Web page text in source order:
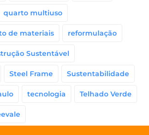
quarto multiuso
de materiais reformulação
Sustentável
Steel Frame Sustentabilidade
tecnologia Telhado Verde